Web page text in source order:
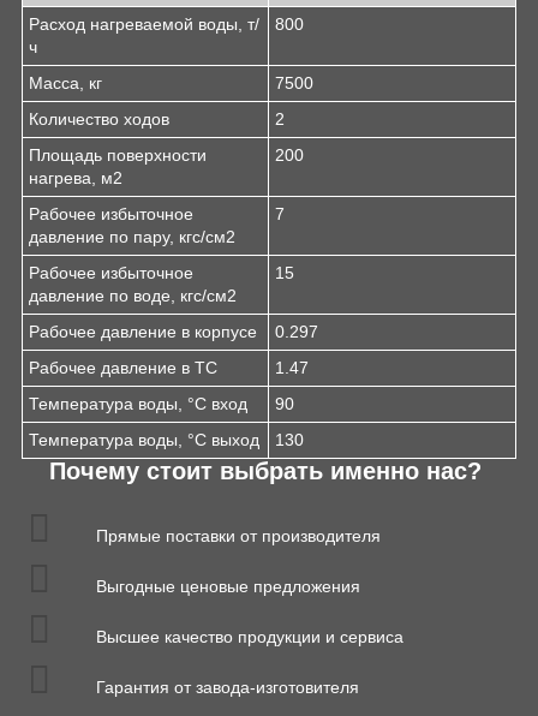
Расход нагреваемой воды, т/
ч
800
Масса, кг
7500
Количество ходов
2
Площадь поверхности
нагрева, м2
200
Рабочее избыточное
давление по пару, кгс/см2
7
Рабочее избыточное
давление по воде, кгс/см2
15
Рабочее давление в корпусе
0.297
Рабочее давление в ТС
1.47
Температура воды, °С вход
90
Температура воды, °С выход
130
Почему стоит выбрать именно нас?
Прямые поставки от производителя
Выгодные ценовые предложения
Высшее качество продукции и сервиса
Гарантия от завода-изготовителя